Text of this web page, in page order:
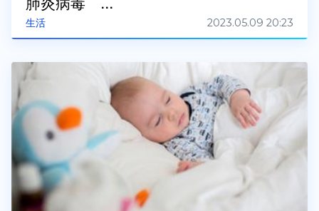
生活 2023.05.09 20:23